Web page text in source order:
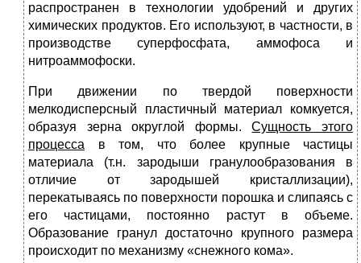
распространен в технологии удобрений и других
химических продуктов. Его используют, в частности, в
производстве суперфосфата, аммофоса и
нитроаммофоски.
При движении по твердой поверхности
мелкодисперсный пластичный материал комкуется,
образуя зерна округлой формы.Сущность этого
процесса в том, что более крупные частицы
материала (т.н. зародыши гранулообразования в
отличие от зародышей кристаллизации),
перекатываясь по поверхности порошка и слипаясь с
его частицами, постоянно растут в объеме.
Образование гранул достаточно крупного размера
происходит по механизму «снежного кома».